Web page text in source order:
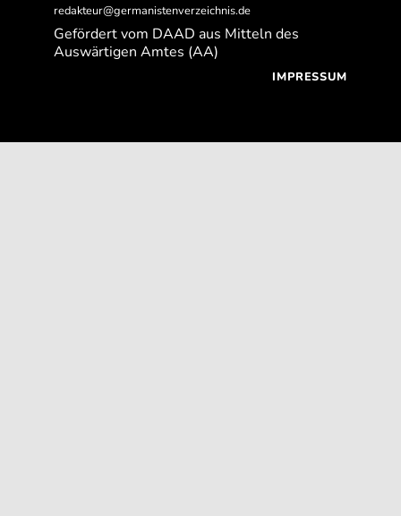
redakteur@germanistenverzeichnis.de
Gefördert vom DAAD aus Mitteln des
Auswärtigen Amtes (AA)
IMPRESSUM